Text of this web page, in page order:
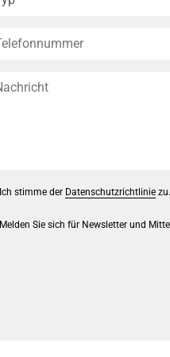
Ich stimme der Datenschutzrichtlinie zu.
Melden Sie sich für Newsletter und